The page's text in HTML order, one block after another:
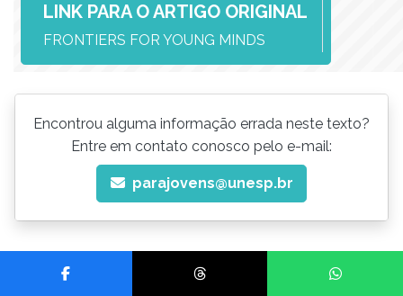
LINK PARA O ARTIGO ORIGINAL
FRONTIERS FOR YOUNG MINDS
Encontrou alguma informação errada neste texto?
Entre em contato conosco pelo e-mail:
parajovens@unesp.br